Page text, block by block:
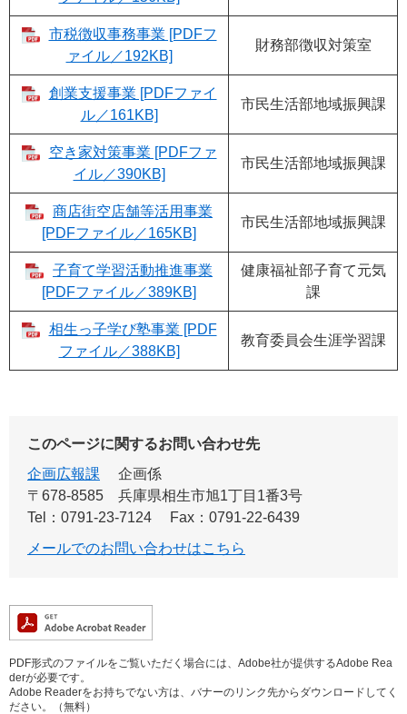
市税徴収事務事業 [PDFフ
ァイル／192KB]
財務部徴収対策室
創業支援事業 [PDFファイ
ル／161KB]
市民生活部地域振興課
空き家対策事業 [PDFファ
イル／390KB]
市民生活部地域振興課
商店街空店舗等活用事業
[PDFファイル／165KB]
市民生活部地域振興課
子育て学習活動推進事業
[PDFファイル／389KB]
健康福祉部子育て元気
課
相生っ子学び塾事業 [PDF
ファイル／388KB]
教育委員会生涯学習課
このページに関するお問い合わせ先
企画広報課
企画係
〒678-8585
兵庫県相生市旭1丁目1番3号
Tel：0791-23-7124
Fax：0791-22-6439
メールでのお問い合わせはこちら
PDF形式のファイルをご覧いただく場合には、Adobe社が提供するAdobe Rea
derが必要です。
Adobe Readerをお持ちでない方は、バナーのリンク先からダウンロードしてく
ださい。（無料）